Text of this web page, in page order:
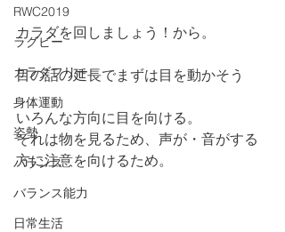
RWC2019
ラグビー
カラダフリー
身体運動
姿勢
バランス
バランス能力
日常生活
カラダを回しましょう！から。
目の話の延長でまずは目を動かそう
いろんな方向に目を向ける。
それは物を見るため、声が・音がする
方に注意を向けるため。